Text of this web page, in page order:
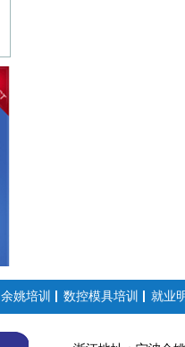
余姚培训 数控模具培训 就业